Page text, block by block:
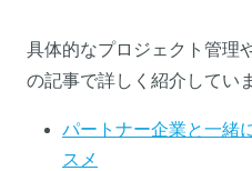
具体的なプロジェクト管理
の記事で詳しく紹介してい
パートナー企業と一緒
スメ